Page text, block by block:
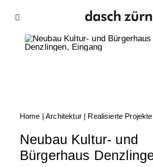
content
Home | Architektur | Realisierte Projekte
Neubau Kultur- und
Bürgerhaus